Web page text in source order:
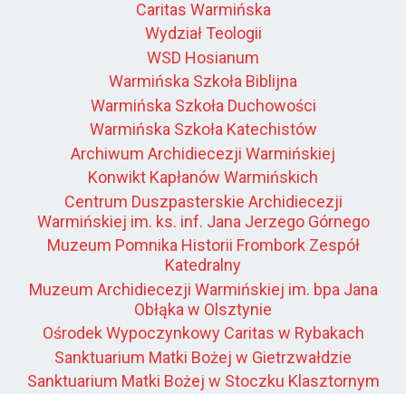
Caritas Warmińska
Wydział Teologii
WSD Hosianum
Warmińska Szkoła Biblijna
Warmińska Szkoła Duchowości
Warmińska Szkoła Katechistów
Archiwum Archidiecezji Warmińskiej
Konwikt Kapłanów Warmińskich
Centrum Duszpasterskie Archidiecezji
Warmińskiej im. ks. inf. Jana Jerzego Górnego
Muzeum Pomnika Historii Frombork Zespół
Katedralny
Muzeum Archidiecezji Warmińskiej im. bpa Jana
Obłąka w Olsztynie
Ośrodek Wypoczynkowy Caritas w Rybakach
Sanktuarium Matki Bożej w Gietrzwałdzie
Sanktuarium Matki Bożej w Stoczku Klasztornym